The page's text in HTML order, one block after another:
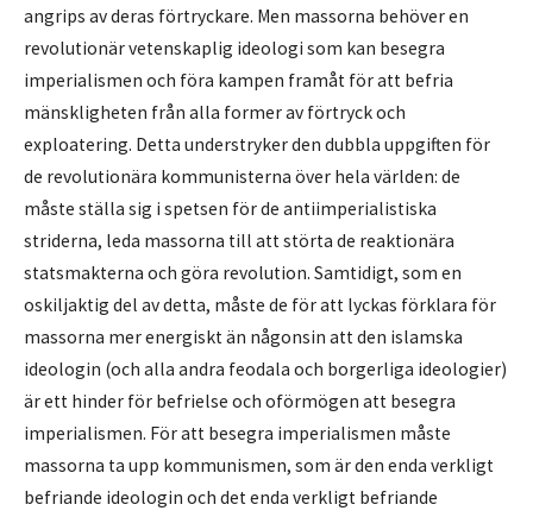
angrips av deras förtryckare. Men massorna behöver en
revolutionär vetenskaplig ideologi som kan besegra
imperialismen och föra kampen framåt för att befria
mänskligheten från alla former av förtryck och
exploatering. Detta understryker den dubbla uppgiften för
de revolutionära kommunisterna över hela världen: de
måste ställa sig i spetsen för de antiimperialistiska
striderna, leda massorna till att störta de reaktionära
statsmakterna och göra revolution. Samtidigt, som en
oskiljaktig del av detta, måste de för att lyckas förklara för
massorna mer energiskt än någonsin att den islamska
ideologin (och alla andra feodala och borgerliga ideologier)
är ett hinder för befrielse och oförmögen att besegra
imperialismen. För att besegra imperialismen måste
massorna ta upp kommunismen, som är den enda verkligt
befriande ideologin och det enda verkligt befriande